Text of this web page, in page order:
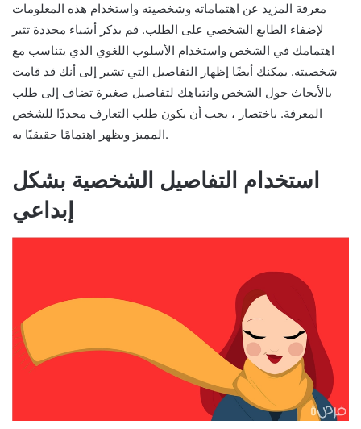
معرفة المزيد عن اهتماماته وشخصيته واستخدام هذه المعلومات
لإضفاء الطابع الشخصي على الطلب. قم بذكر أشياء محددة تثير
اهتمامك في الشخص واستخدام الأسلوب اللغوي الذي يتناسب مع
شخصيته. يمكنك أيضًا إظهار التفاصيل التي تشير إلى أنك قد قامت
بالأبحاث حول الشخص وانتباهك لتفاصيل صغيرة تضاف إلى طلب
المعرفة. باختصار ، يجب أن يكون طلب التعارف محددًا للشخص
المميز ويظهر اهتمامًا حقيقيًا به.
استخدام التفاصيل الشخصية بشكل
إبداعي